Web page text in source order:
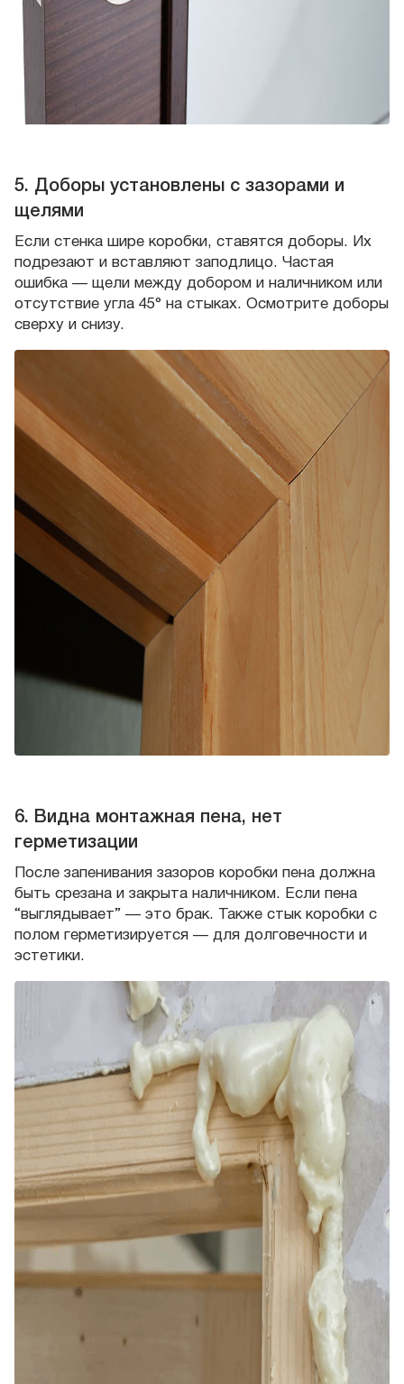
5. Доборы установлены с зазорами и
щелями
Если стенка шире коробки, ставятся доборы. Их
подрезают и вставляют заподлицо. Частая
ошибка — щели между добором и наличником или
отсутствие угла 45° на стыках. Осмотрите доборы
сверху и снизу.
6. Видна монтажная пена, нет
герметизации
После запенивания зазоров коробки пена должна
быть срезана и закрыта наличником. Если пена
“выглядывает” — это брак. Также стык коробки с
полом герметизируется — для долговечности и
эстетики.